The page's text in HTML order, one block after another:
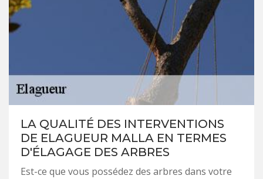
LA QUALITÉ DES INTERVENTIONS
DE ELAGUEUR MALLA EN TERMES
D'ÉLAGAGE DES ARBRES
Est-ce que vous possédez des arbres dans votre